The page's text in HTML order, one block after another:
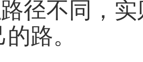
径不同，
路。